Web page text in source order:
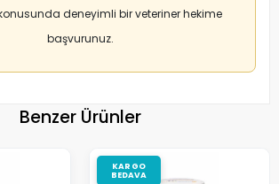
deneyimli bir veteriner hekime
başvurunuz.
Benzer Ürünler
KARGO
BEDAVA